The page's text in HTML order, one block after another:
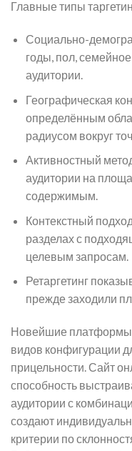
Главные типы
Социально-
годы, пол,
аудитории.
Географическая
определённым
радиусом вокруг
Активностный
аудитории на
содержимым.
Контекстный
разделах с
целевым запросам.
Ретаргетинг
прежде заходили
Новейшие платформы
видов конфигурации
прицельности. Сайт
способность
аудитории с
создают
критерии по